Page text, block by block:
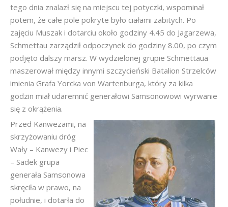
tego dnia znalazł się na miejscu tej potyczki, wspominał
potem, że całe pole pokryte było ciałami zabitych. Po
zajęciu Muszak i dotarciu około godziny 4.45 do Jagarzewa,
Schmettau zarządził odpoczynek do godziny 8.00, po czym
podjęto dalszy marsz. W wydzielonej grupie Schmettaua
maszerował między innymi szczycieński Batalion Strzelców
imienia Grafa Yorcka von Wartenburga, który za kilka
godzin miał udaremnić generałowi Samsonowowi wyrwanie
się z okrążenia.
Przed Kanwezami, na
skrzyżowaniu dróg
Wały – Kanwezy i Piec
– Sadek grupa
generała Samsonowa
skręciła w prawo, na
południe, i dotarła do